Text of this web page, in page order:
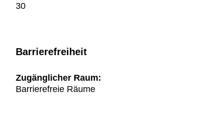
30
Barrierefreiheit
Zugänglicher Raum:
Barrierefreie Räume